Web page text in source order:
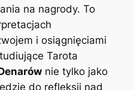
na nagrody. To
i osiągnięciami
Tarota
nie tylko jako
do refleksji nad